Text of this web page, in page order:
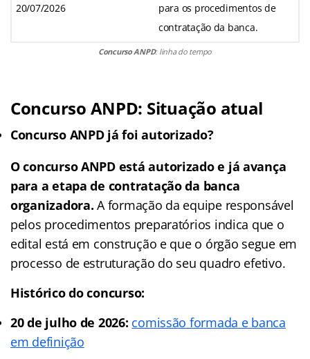
20/07/2026
para os procedimentos de
contratação da banca.
Concurso ANPD: linha do tempo
Concurso ANPD: Situação atual
Concurso ANPD já foi autorizado?
O concurso ANPD está autorizado e já avança
para a etapa de contratação da banca
organizadora.A formação da equipe responsável
pelos procedimentos preparatórios indica que o
edital está em construção e que o órgão segue em
processo de estruturação do seu quadro efetivo.
Histórico do concurso:
20 de julho de 2026: comissão formada e banca
em definição